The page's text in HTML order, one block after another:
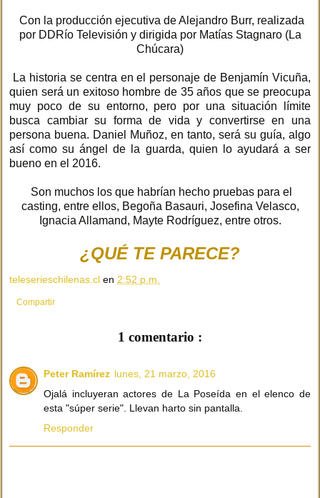
Con la producción ejecutiva de Alejandro Burr, realizada
por DDRío Televisión y dirigida por Matías Stagnaro (La
Chúcara)
La historia se centra en el personaje de Benjamín Vicuña,
quien será un exitoso hombre de 35 años que se preocupa
muy poco de su entorno, pero por una situación límite
busca cambiar su forma de vida y convertirse en una
persona buena. Daniel Muñoz, en tanto, será su guía, algo
así como su ángel de la guarda, quien lo ayudará a ser
bueno en el 2016.
Son muchos los que habrían hecho pruebas para el
casting, entre ellos, Begoña Basauri, Josefina Velasco,
Ignacia Allamand, Mayte Rodríguez, entre otros.
¿QUÉ TE PARECE?
teleserieschilenas.cl en 2:52 p.m.
Compartir
1 comentario :
Peter Ramírez lunes, 21 marzo, 2016
Ojalá incluyeran actores de La Poseída en el elenco de
esta "súper serie". Llevan harto sin pantalla.
Responder